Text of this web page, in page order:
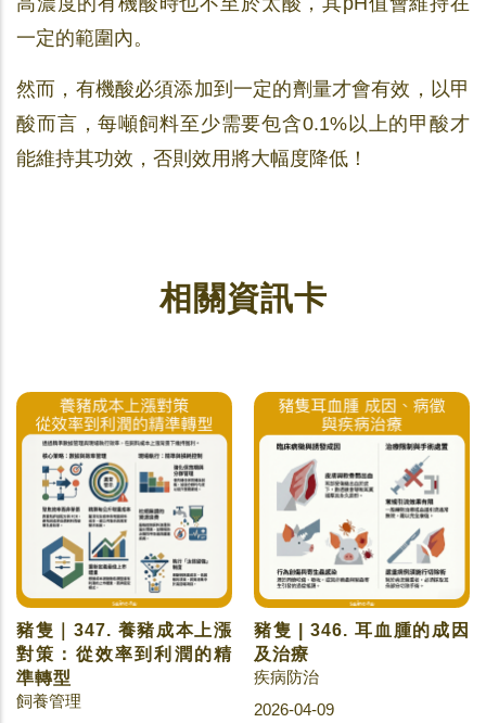
一定的範圍內。
然而，有機酸必須添加到一定的劑量才會有效，以甲
酸而言，每噸飼料至少需要包含0.1%以上的甲酸才
能維持其功效，否則效用將大幅度降低！
相關資訊卡
豬隻｜347. 養豬成本上漲
對策：從效率到利潤的精
準轉型
飼養管理
豬隻 | 346. 耳血腫的成因
及治療
疾病防治
2026-04-09